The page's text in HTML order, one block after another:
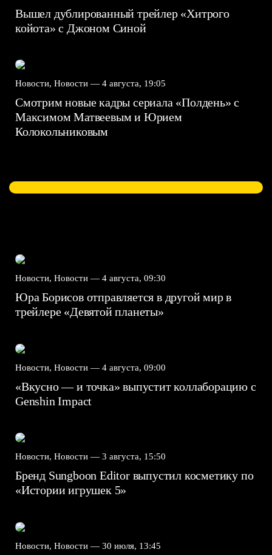
Вышел дублированный трейлер «Хитрого
койота» с Джоном Синой
Новости, Новости — 4 августа, 19:05
Смотрим новые кадры сериала «Полдень» с
Максимом Матвеевым и Юрием
Колокольниковым
Новости, Новости — 4 августа, 09:30
Юра Борисов отправляется в другой мир в
трейлере «Девятой планеты»
Новости, Новости — 4 августа, 09:00
«Вкусно — и точка» выпустит коллаборацию с
Genshin Impact⁠⁠
Новости, Новости — 3 августа, 15:50
Бренд Sungboon Editor выпустил косметику по
«Истории игрушек 5»
Новости, Новости — 30 июля, 13:45